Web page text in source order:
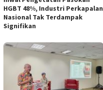
HGBT 48%, Industri Perkapalan
Nasional Tak Terdampak
Signifikan